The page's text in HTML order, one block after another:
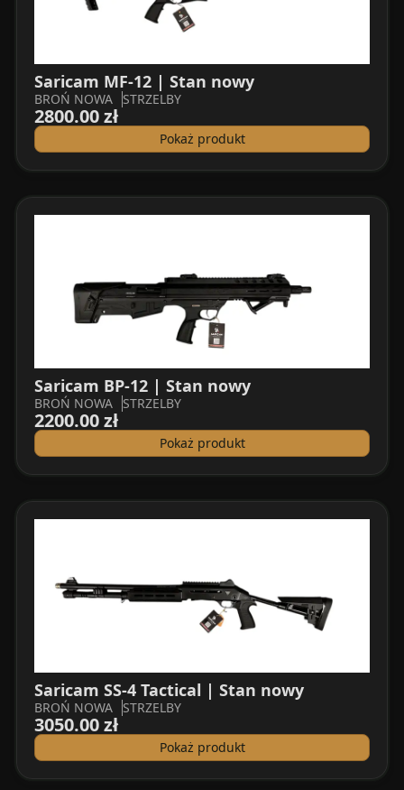
Saricam MF-12 | Stan nowy
BROŃ NOWA STRZELBY
2800.00 zł
Pokaż produkt
Saricam BP-12 | Stan nowy
BROŃ NOWA STRZELBY
2200.00 zł
Pokaż produkt
Saricam SS-4 Tactical | Stan nowy
BROŃ NOWA STRZELBY
3050.00 zł
Pokaż produkt